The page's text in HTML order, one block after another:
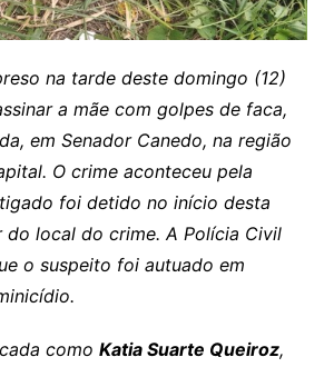
na tarde deste domingo (12)
a mãe com golpes de faca,
em Senador Canedo, na região
O crime aconteceu pela
foi detido no início desta
do local do crime. A Polícia Civil
o suspeito foi autuado em
como Katia Suarte Queiroz,